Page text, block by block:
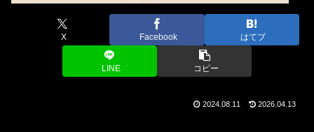
X Facebook はてブ
LINE コピー
2024.08.11 2026.04.13